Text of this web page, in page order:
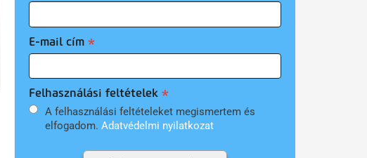
E-mail cím
Felhasználási feltételek
A felhasználási feltételeket megismertem és
elfogadom. Adatvédelmi nyilatkozat